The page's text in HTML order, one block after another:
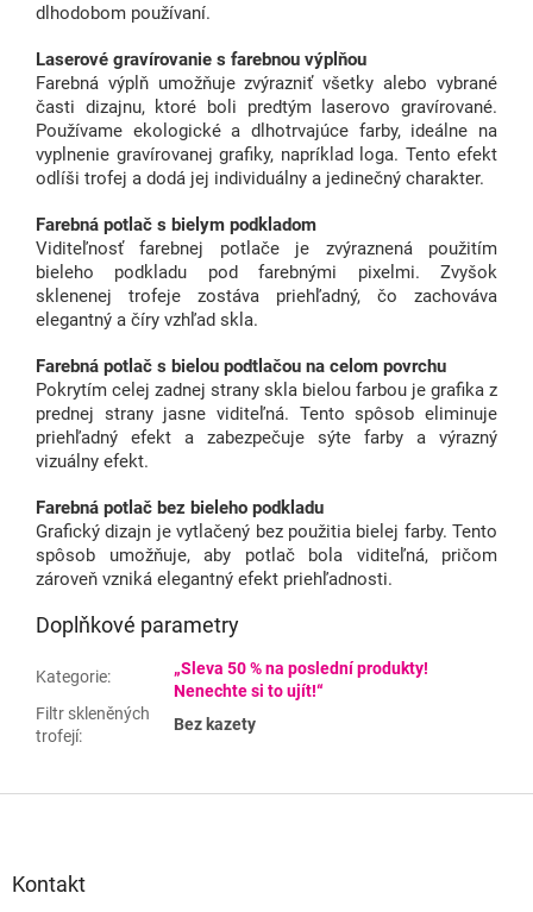
dlhodobom používaní.
Laserové gravírovanie s farebnou výplňou
Farebná výplň umožňuje zvýrazniť všetky alebo vybrané
časti dizajnu, ktoré boli predtým laserovo gravírované.
Používame ekologické a dlhotrvajúce farby, ideálne na
vyplnenie gravírovanej grafiky, napríklad loga. Tento efekt
odlíši trofej a dodá jej individuálny a jedinečný charakter.
Farebná potlač s bielym podkladom
Viditeľnosť farebnej potlače je zvýraznená použitím
bieleho podkladu pod farebnými pixelmi. Zvyšok
sklenenej trofeje zostáva priehľadný, čo zachováva
elegantný a číry vzhľad skla.
Farebná potlač s bielou podtlačou na celom povrchu
Pokrytím celej zadnej strany skla bielou farbou je grafika z
prednej strany jasne viditeľná. Tento spôsob eliminuje
priehľadný efekt a zabezpečuje sýte farby a výrazný
vizuálny efekt.
Farebná potlač bez bieleho podkladu
Grafický dizajn je vytlačený bez použitia bielej farby. Tento
spôsob umožňuje, aby potlač bola viditeľná, pričom
zároveň vzniká elegantný efekt priehľadnosti.
Doplňkové parametry
Kategorie:
„Sleva 50 % na poslední produkty!
Nenechte si to ujít!“
Filtr skleněných
trofejí:
Bez kazety
Kontakt